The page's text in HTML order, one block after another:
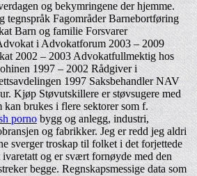
og bekymringene der hjemme.
tegnspråk Fagområder Barnebortføring
Barn og familie Forsvarer
i Advokatforum 2003 – 2009
2002 – 2003 Advokatfullmektig hos
1997 – 2002 Rådgiver i
1997 Saksbehandler NAV
Kjøp Støvutskillere er støvsugere med
brukes i flere sektorer som f.
pornobygg og anlegg, industri,
og fabrikker. Jeg er redd jeg aldri
sverger troskap til folket i det forjettede
og er svært fornøyde med den
begge. Regnskapsmessige data som